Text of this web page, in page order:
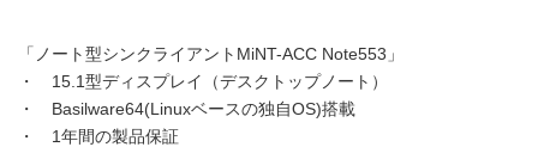
「ノート型シンクライアントMiNT-ACC Note553」
・ 15.1型ディスプレイ（デスクトップノート）
・ Basilware64(Linuxベースの独自OS)搭載
・ 1年間の製品保証